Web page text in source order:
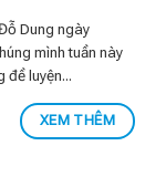
Dung ngày
mình tuần này
đề luyện...
XEM THÊM